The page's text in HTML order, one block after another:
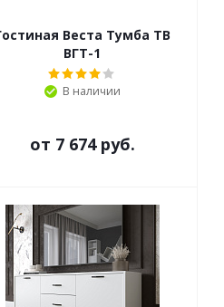
Веста Тумба ТВ
ВГТ-1
В наличии
от 7 674 руб.